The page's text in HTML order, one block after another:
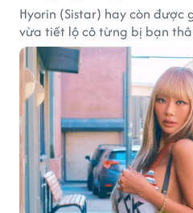
Hyorin (Sistar) hay còn được
vừa tiết lộ cô từng bị bạn